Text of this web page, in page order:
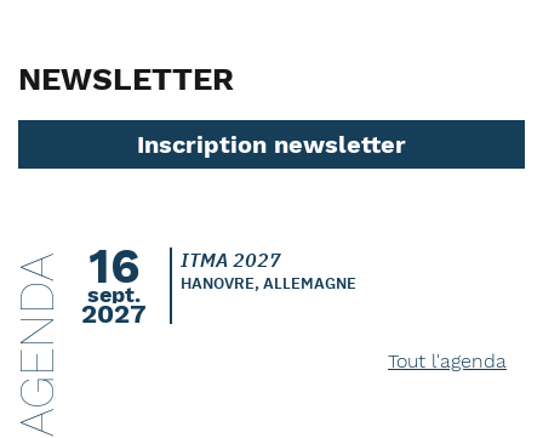
NEWSLETTER
Inscription newsletter
AGENDA 16
sept.
2027
ITMA 2027
HANOVRE, ALLEMAGNE
Tout l'agenda